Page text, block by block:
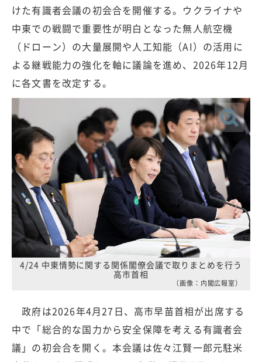
けた有識者会議の初会合を開催する。ウクライナや
中東での戦闘で重要性が明白となった無人航空機
（ドローン）の大量展開や人工知能（AI）の活用に
よる継戦能力の強化を軸に議論を進め、2026年12月
に各文書を改定する。
4/24 中東情勢に関する関係閣僚会議で取りまとめを行う
高市首相
（画像：内閣広報室）
政府は2026年4月27日、高市早苗首相が出席する
中で「総合的な国力から安全保障を考える有識者会
議」の初会合を開く。本会議は佐々江賢一郎元駐米